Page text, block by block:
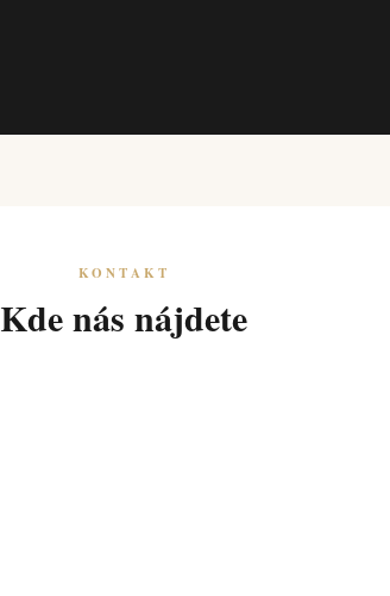
KONTAKT
Kde nás nájdete